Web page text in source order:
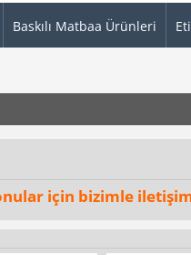
Baskılı Matbaa Ürünleri
için bizimle